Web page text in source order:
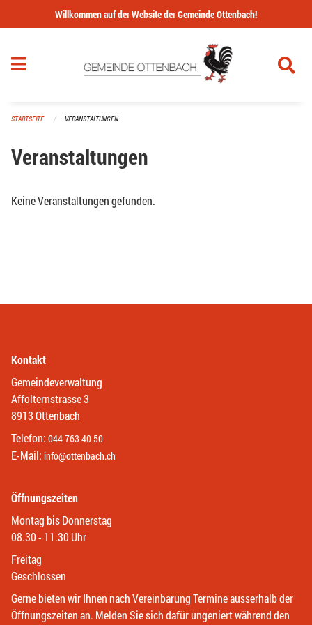
Navigation überspringen
Willkommen auf der Website der Gemeinde Ottenbach!
STARTSEITE VERANSTALTUNGEN
Veranstaltungen
Keine Veranstaltungen gefunden.
Kontakt
Gemeindeverwaltung
Affolternstrasse 3
8913 Ottenbach
Telefon: 044 763 40 50
E-Mail: info@ottenbach.ch
Öffnungszeiten
Montag bis Donnerstag
08.30 - 11.30 Uhr
Freitag
Geschlossen
Gerne bieten wir Ihnen nach Vereinbarung Termine ausserhalb der
Öffnungszeiten an. Melden Sie sich dafür ungeniert während den